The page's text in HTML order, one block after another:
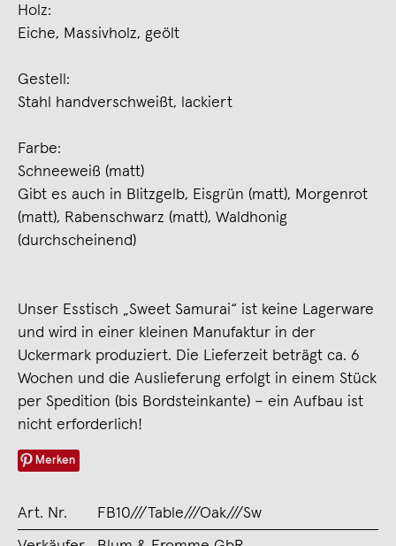
Holz:
Eiche, Massivholz, geölt
Gestell:
Stahl handverschweißt, lackiert
Farbe:
Schneeweiß (matt)
Gibt es auch in Blitzgelb, Eisgrün (matt), Morgenrot
(matt), Rabenschwarz (matt), Waldhonig
(durchscheinend)
Unser Esstisch „Sweet Samurai“ ist keine Lagerware
und wird in einer kleinen Manufaktur in der
Uckermark produziert. Die Lieferzeit beträgt ca. 6
Wochen und die Auslieferung erfolgt in einem Stück
per Spedition (bis Bordsteinkante) – ein Aufbau ist
nicht erforderlich!
Merken
Art. Nr. FB10///Table///Oak///Sw